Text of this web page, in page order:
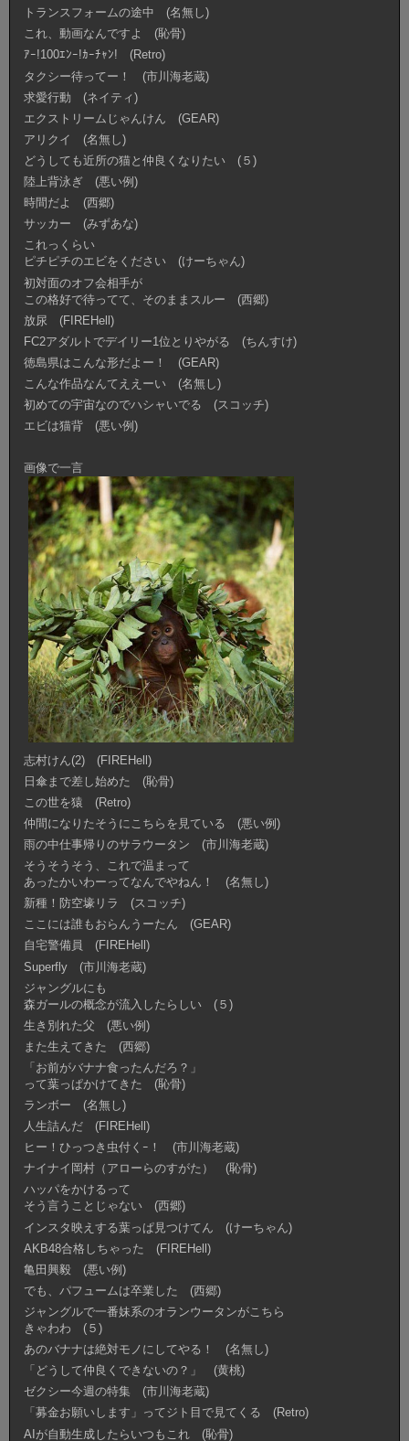
トランスフォームの途中 (名無し)
これ、動画なんですよ (恥骨)
ｱｰ!100ｴﾝｰ!ｶｰﾁｬﾝ! (Retro)
タクシー待ってー！ (市川海老蔵)
求愛行動 (ネイティ)
エクストリームじゃんけん (GEAR)
アリクイ (名無し)
どうしても近所の猫と仲良くなりたい (５)
陸上背泳ぎ (悪い例)
時間だよ (西郷)
サッカー (みずあな)
これっくらい
ピチピチのエビをください (けーちゃん)
初対面のオフ会相手が
この格好で待ってて、そのままスルー (西郷)
放尿 (FIREHell)
FC2アダルトでデイリー1位とりやがる (ちんすけ)
徳島県はこんな形だよー！ (GEAR)
こんな作品なんてええーい (名無し)
初めての宇宙なのでハシャいでる (スコッチ)
エビは猫背 (悪い例)
画像で一言
志村けん(2) (FIREHell)
日傘まで差し始めた (恥骨)
この世を猿 (Retro)
仲間になりたそうにこちらを見ている (悪い例)
雨の中仕事帰りのサラウータン (市川海老蔵)
そうそうそう、これで温まって
あったかいわーってなんでやねん！ (名無し)
新種！防空壕リラ (スコッチ)
ここには誰もおらんうーたん (GEAR)
自宅警備員 (FIREHell)
Superfly (市川海老蔵)
ジャングルにも
森ガールの概念が流入したらしい (５)
生き別れた父 (悪い例)
また生えてきた (西郷)
「お前がバナナ食ったんだろ？」
って葉っぱかけてきた (恥骨)
ランボー (名無し)
人生詰んだ (FIREHell)
ヒー！ひっつき虫付くｰ！ (市川海老蔵)
ナイナイ岡村（アローらのすがた） (恥骨)
ハッパをかけるって
そう言うことじゃない (西郷)
インスタ映えする葉っぱ見つけてん (けーちゃん)
AKB48合格しちゃった (FIREHell)
亀田興毅 (悪い例)
でも、パフュームは卒業した (西郷)
ジャングルで一番妹系のオランウータンがこちら
きゃわわ (５)
あのバナナは絶対モノにしてやる！ (名無し)
「どうして仲良くできないの？」 (黄桃)
ゼクシー今週の特集 (市川海老蔵)
「募金お願いします」ってジト目で見てくる (Retro)
AIが自動生成したらいつもこれ (恥骨)